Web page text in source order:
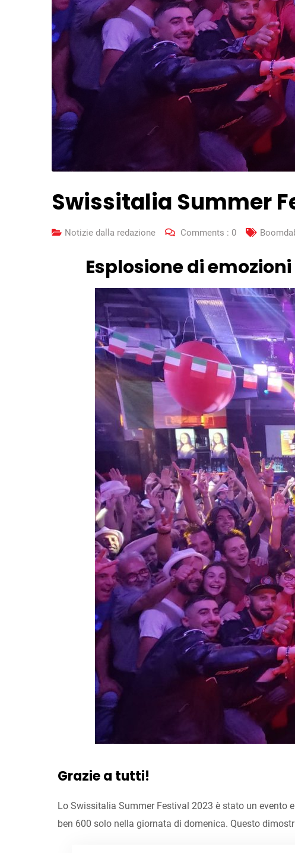
Swissitalia Summer
Notizie dalla redazione Comments : 0
Esplosione di
Grazie a tutti!
Lo Swissitalia Summer Festival 2023 è stato un evento
ben 600 solo nella giornata di domenica. Questo